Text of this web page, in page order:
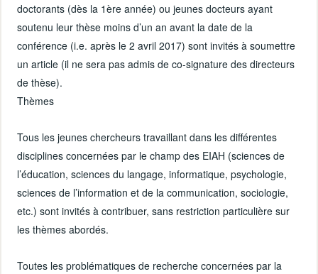
doctorants (dès la 1ère année) ou jeunes docteurs ayant
soutenu leur thèse moins d’un an avant la date de la
conférence (i.e. après le 2 avril 2017) sont invités à soumettre
un article (il ne sera pas admis de co-signature des directeurs
de thèse).
Thèmes
Tous les jeunes chercheurs travaillant dans les différentes
disciplines concernées par le champ des EIAH (sciences de
l’éducation, sciences du langage, informatique, psychologie,
sciences de l’information et de la communication, sociologie,
etc.) sont invités à contribuer, sans restriction particulière sur
les thèmes abordés.
Toutes les problématiques de recherche concernées par la